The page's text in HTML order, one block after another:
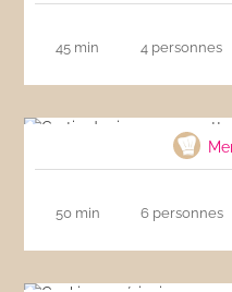
45 min 4 personnes
50 min 6 personnes